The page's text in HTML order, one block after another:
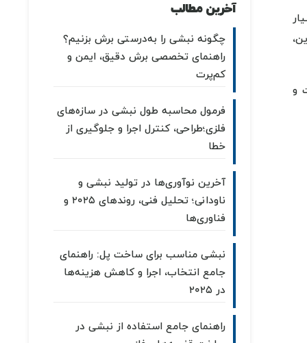
و
آخرین مطالب
چگونه نبشی را به‌درستی برش بزنیم؟
راهنمای تخصصی برش دقیق، ایمن و
کم‌پرت
فرمول محاسبه طول نبشی در سازه‌های
فلزی؛طراحی، کنترل اجرا و جلوگیری از
خطا
آخرین نوآوری‌ها در تولید نبشی و
ناودانی؛ تحلیل فنی، روندهای ۲۰۲۵ و
فناوری‌ها
نبشی مناسب برای ساخت پل: راهنمای
جامع انتخاب، اجرا و کاهش هزینه‌ها
در ۲۰۲۵
راهنمای جامع استفاده از نبشی در